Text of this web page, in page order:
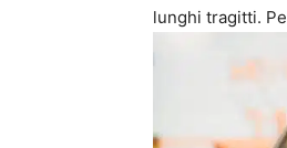
lunghi tragitti.